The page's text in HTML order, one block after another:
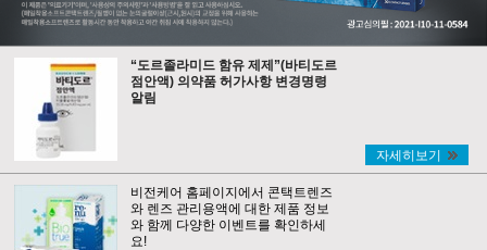
“도르졸라미드 함유 제제”(바티도르
점안액) 의약품 허가사항 변경명령
알림
자세히보기
비전케어 홈페이지에서 콘택트렌즈
와 렌즈 관리용액에 대한 제품 정보
와 함께 다양한 이벤트를 확인하세
요!